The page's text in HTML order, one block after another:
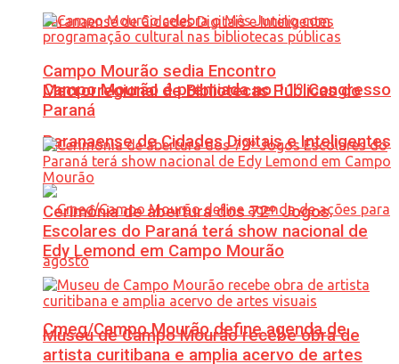
Campo Mourão é premiada no 11º Congresso
Paranaense de Cidades Digitais e Inteligentes
Cmeg/Campo Mourão define agenda de
Campo Mourão sedia Encontro
Macrorregional de Bibliotecas Públicas do
Paraná
Cerimônia de abertura dos 72º Jogos
Escolares do Paraná terá show nacional de
Edy Lemond em Campo Mourão
Museu de Campo Mourão recebe obra de
artista curitibana e amplia acervo de artes